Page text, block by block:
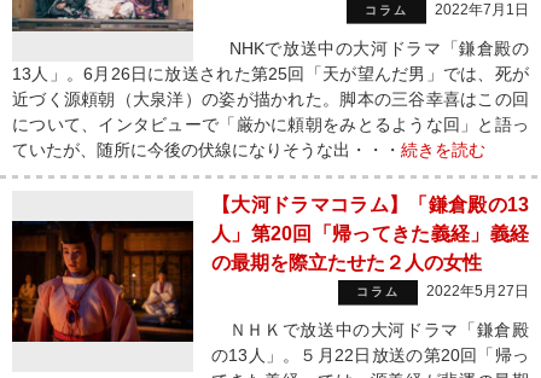
コラム 2022年7月1日
NHKで放送中の大河ドラマ「鎌倉殿の
13人」。6月26日に放送された第25回「天が望んだ男」では、死が
近づく源頼朝（大泉洋）の姿が描かれた。脚本の三谷幸喜はこの回
について、インタビューで「厳かに頼朝をみとるような回」と語っ
ていたが、随所に今後の伏線になりそうな出・・・ 続きを読む
【大河ドラマコラム】「鎌倉殿の13
人」第20回「帰ってきた義経」義経
の最期を際立たせた２人の女性
コラム 2022年5月27日
ＮＨＫで放送中の大河ドラマ「鎌倉殿
の13人」。５月22日放送の第20回「帰っ